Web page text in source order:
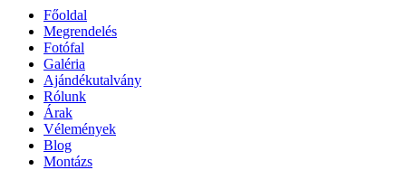
Főoldal
Megrendelés
Fotófal
Galéria
Ajándékutalvány
Rólunk
Árak
Vélemények
Blog
Montázs